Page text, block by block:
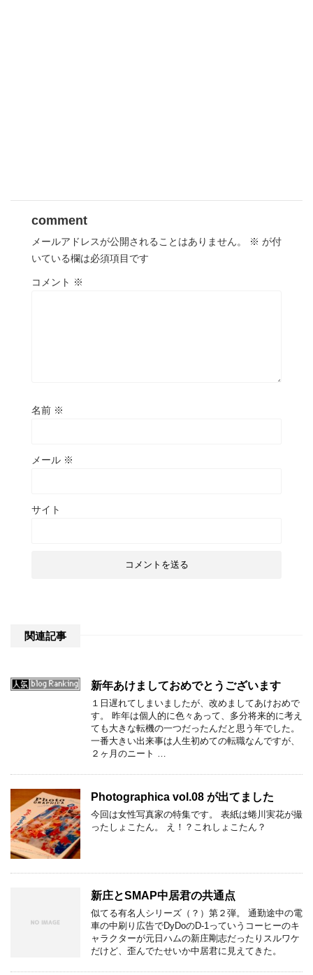
comment
メールアドレスが公開されることはありません。 ※ が付
いている欄は必須項目です
コメント ※
名前 ※
メール ※
サイト
関連記事
新年あけましておめでとうございます
１日遅れてしまいましたが、改めましてあけおめで
す。 昨年は個人的に色々あって、多分将来的に考え
ても大きな転機の一つだったんだと思う年でした。
一番大きい出来事は人生初めての転職なんですが、
２ヶ月のニート …
Photographica vol.08 が出てました
今回は女性写真家の特集です。 表紙は蜷川実花が撮
ったしょこたん。 え！？これしょこたん？
新庄とSMAP中居君の共通点
似てる有名人シリーズ（？）第２弾。 通勤途中の電
車の中刷り広告でDyDoのD-1っていうコーヒーのキ
ャラクターが元日ハムの新庄剛志だったりスルワケ
だけど、歪んでたせいか中居君に見えてきた。